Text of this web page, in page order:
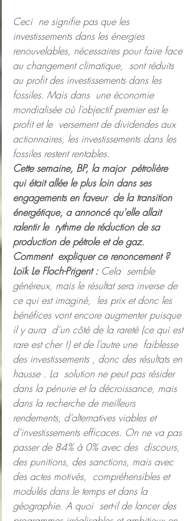
Ceci  ne signifie pas que les
investissements dans les énergies
renouvelables, nécessaires pour faire face
au changement climatique,  sont réduits
au profit des investissements dans les
fossiles. Mais dans  une économie
mondialisée où l’objectif premier est le
profit et le  versement de dividendes aux
actionnaires, les investissements dans les
fossiles restent rentables.
Cette semaine, BP, la major  pétrolière
qui était allée le plus loin dans ses
engagements en faveur  de la transition
énergétique, a annoncé qu'elle allait
ralentir le  rythme de réduction de sa
production de pétrole et de gaz.
Comment  expliquer ce renoncement ?
Loïk Le Floch-Prigent : Cela  semble
généreux, mais le résultat sera inverse de
ce qui est imaginé,  les prix et donc les
bénéfices vont encore augmenter puisque
il y aura  d’un côté de la rareté (ce qui est
rare est cher !) et de l’autre une  faiblesse
des investissements , donc des résultats en
hausse . La  solution ne peut pas résider
dans la pénurie et la décroissance, mais
dans la recherche de meilleurs
rendements, d’alternatives viables et
d’investissements efficaces. On ne va pas
passer de 84% à 0% avec des  discours,
des punitions, des sanctions, mais avec
des actes motivés,  compréhensibles et
modulés dans le temps et dans la
géographie. A quoi  sert-il de lancer des